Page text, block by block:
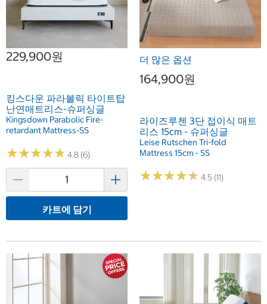
229,900원
킹스다운 파라볼릭 타이트탑
난연매트리스-슈퍼싱글
Kingsdown Parabolic Fire-
retardant Mattress-SS
★★★★★
★★★★★ 4.8 (6)
카트에 담기
더 많은 옵션
164,900원
라이즈루첸 3단 접이식 매트
리스 15cm - 슈퍼싱글
Leise Rutschen Tri-fold
Mattress 15cm - SS
★★★★★
★★★★★ 4.5 (11)